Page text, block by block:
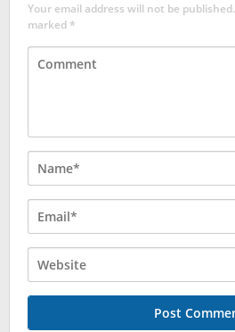
Your email address will not be published.
marked*